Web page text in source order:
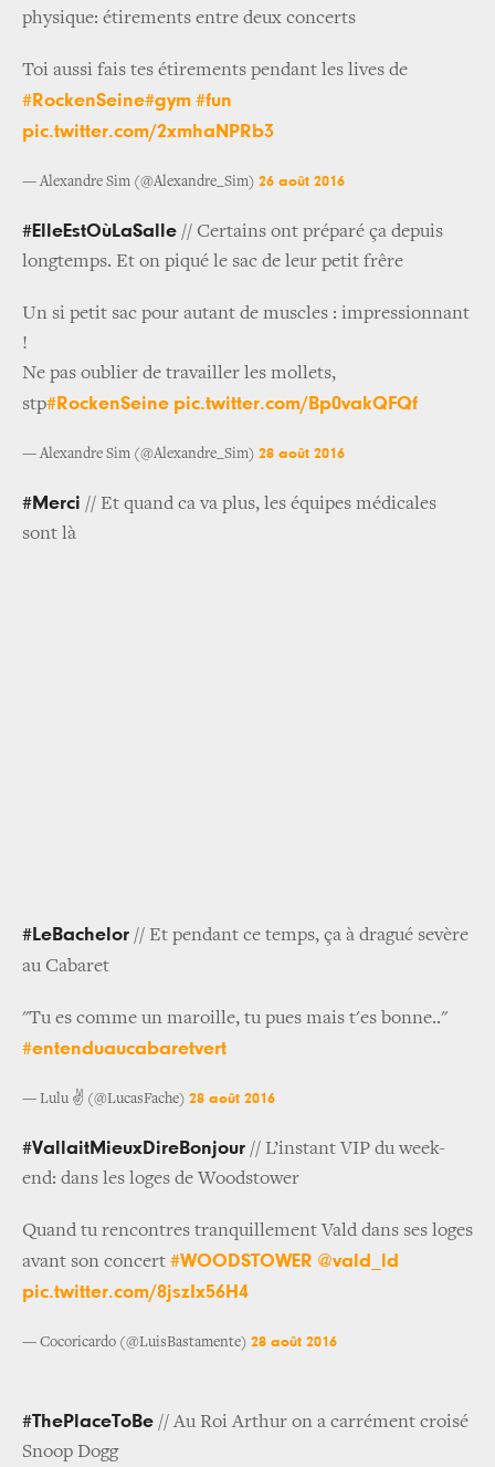
physique: étirements entre deux concerts
Toi aussi fais tes étirements pendant les lives de
#RockenSeine#gym #fun
pic.twitter.com/2xmhaNPRb3
— Alexandre Sim (@Alexandre_Sim) 26 août 2016
#ElleEstOùLaSalle // Certains ont préparé ça depuis
longtemps. Et on piqué le sac de leur petit frêre
Un si petit sac pour autant de muscles : impressionnant
!
Ne pas oublier de travailler les mollets,
stp#RockenSeine pic.twitter.com/Bp0vakQFQf
— Alexandre Sim (@Alexandre_Sim) 28 août 2016
#Merci // Et quand ca va plus, les équipes médicales
sont là
#LeBachelor // Et pendant ce temps, ça à dragué sevère
au Cabaret
"Tu es comme un maroille, tu pues mais t'es bonne.."
#entenduaucabaretvert
— Lulu ✌ (@LucasFache) 28 août 2016
#VallaitMieuxDireBonjour // L’instant VIP du week-
end: dans les loges de Woodstower
Quand tu rencontres tranquillement Vald dans ses loges
avant son concert #WOODSTOWER @vald_ld
pic.twitter.com/8jszIx56H4
— Cocoricardo (@LuisBastamente) 28 août 2016
#ThePlaceToBe // Au Roi Arthur on a carrément croisé
Snoop Dogg